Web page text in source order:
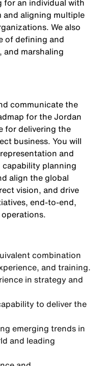
for an individual with
aligning multiple
We also
of defining and
and marshaling
communicate the
for the Jordan
for delivering the
business. You will
and
planning
align the global
vision, and drive
end-to-end,
combination
and training.
in strategy and
to deliver the
emerging trends in
and leading